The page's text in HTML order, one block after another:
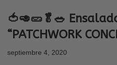
🍅🥑🥒🥬🥗
“PATCHWORK
septiembre 4, 2020